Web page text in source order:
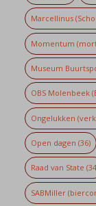
Marcellinus
Momentum
Museum
OBS Molenbeek
Ongelukken
Open dagen (36)
Raad van State
SABMiller